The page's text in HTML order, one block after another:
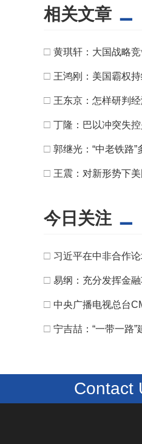
相关文章
□ 黄琪轩：大国战略
□ 王鸿刚：美国霸权
□ 王东京：怎样研判
□ 丁隆：巴以冲突失
□ 郭继光：“中老铁路
□ 王震：对新形势下
今日关注
□ 习近平在中非合作
□ 易纲：充分发挥金
□ 中央广播电视总台
□ 宁吉喆：“一带一路
Contact